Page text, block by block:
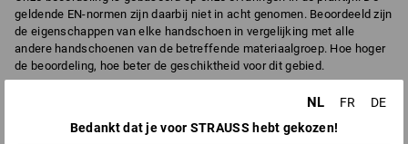
geldende EN-normen zijn daarbij niet in acht genomen. Beoordeeld zijn
de eigenschappen van elke handschoen in vergelijking met alle
andere handschoenen van de betreffende materiaalgroep. Hoe hoger
de beoordeling, hoe beter de geschiktheid voor dit gebied.
: De beoordeling is geen juridisch bindende uitspraak over
EN-normen in acht met keuringsnummervan de afzonderlijke
NL FR
DE
Bedankt dat je voor STRAUSS hebt gekozen!